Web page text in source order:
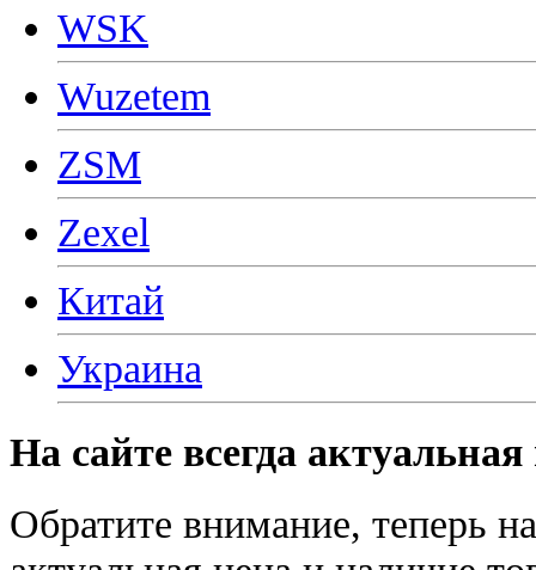
WSK
Wuzetem
ZSM
Zexel
Китай
Украина
На сайте всегда
Обратите внимание, теперь